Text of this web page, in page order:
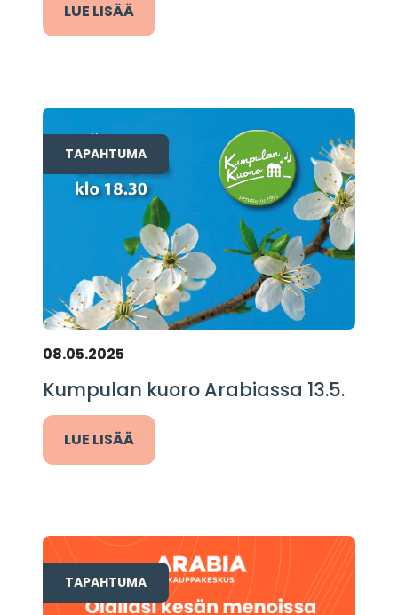
LUE LISÄÄ
TAPAHTUMA
08.05.2025
Kumpulan kuoro Arabiassa 13.5.
LUE LISÄÄ
TAPAHTUMA